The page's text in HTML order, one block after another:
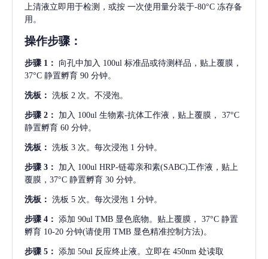
上清液立即用于检测，或按 一次使用量分装于-80°C 冻存备
用。
操作步骤：
步骤 1： 向孔中加入 100ul 标准品或待测样品，贴上覆膜，
37°C 静置孵育 90 分钟。
洗板： 洗板 2 次。不浸泡。
步骤 2： 加入 100ul 生物素-抗体工作液，贴上覆膜， 37°C
静置孵育 60 分钟。
洗板： 洗板 3 次。每次浸泡 1 分钟。
步骤 3： 加入 100ul HRP-链霉亲和素(SABC)工作液，贴上
覆膜，37°C 静置孵育 30 分钟。
洗板： 洗板 5 次。每次浸泡 1 分钟。
步骤 4： 添加 90ul TMB 显色底物。贴上覆膜， 37°C 静置
孵育 10-20 分钟(请使用 TMB 显色精准控制方法)。
步骤 5： 添加 50ul 反应终止液。立即在 450nm 处读取